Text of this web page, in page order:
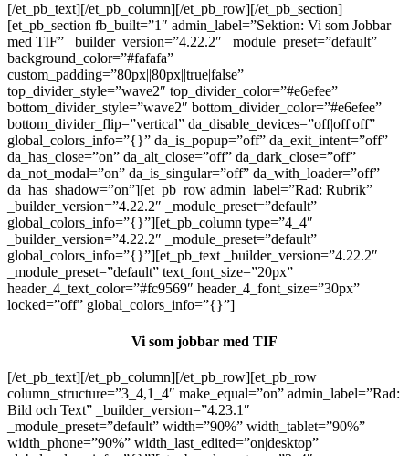
[/et_pb_text][/et_pb_column][/et_pb_row][/et_pb_section]
[et_pb_section fb_built=”1″ admin_label=”Sektion: Vi som Jobbar
med TIF” _builder_version=”4.22.2″ _module_preset=”default”
background_color=”#fafafa”
custom_padding=”80px||80px||true|false”
top_divider_style=”wave2″ top_divider_color=”#e6efee”
bottom_divider_style=”wave2″ bottom_divider_color=”#e6efee”
bottom_divider_flip=”vertical” da_disable_devices=”off|off|off”
global_colors_info=”{}” da_is_popup=”off” da_exit_intent=”off”
da_has_close=”on” da_alt_close=”off” da_dark_close=”off”
da_not_modal=”on” da_is_singular=”off” da_with_loader=”off”
da_has_shadow=”on”][et_pb_row admin_label=”Rad: Rubrik”
_builder_version=”4.22.2″ _module_preset=”default”
global_colors_info=”{}”][et_pb_column type=”4_4″
_builder_version=”4.22.2″ _module_preset=”default”
global_colors_info=”{}”][et_pb_text _builder_version=”4.22.2″
_module_preset=”default” text_font_size=”20px”
header_4_text_color=”#fc9569″ header_4_font_size=”30px”
locked=”off” global_colors_info=”{}”]
Vi som jobbar med TIF
[/et_pb_text][/et_pb_column][/et_pb_row][et_pb_row
column_structure=”3_4,1_4″ make_equal=”on” admin_label=”Rad:
Bild och Text” _builder_version=”4.23.1″
_module_preset=”default” width=”90%” width_tablet=”90%”
width_phone=”90%” width_last_edited=”on|desktop”